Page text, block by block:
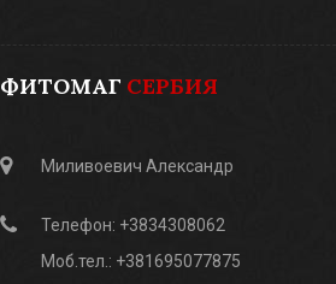
ФИТОМАГ СЕРБИЯ
Миливоевич Александр
Телефон: +3834308062
Моб.тел.: +381695077875